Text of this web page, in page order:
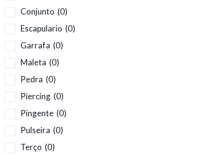
Conjunto (0)
Escapulario (0)
Garrafa (0)
Maleta (0)
Pedra (0)
Piercing (0)
Pingente (0)
Pulseira (0)
Terço (0)